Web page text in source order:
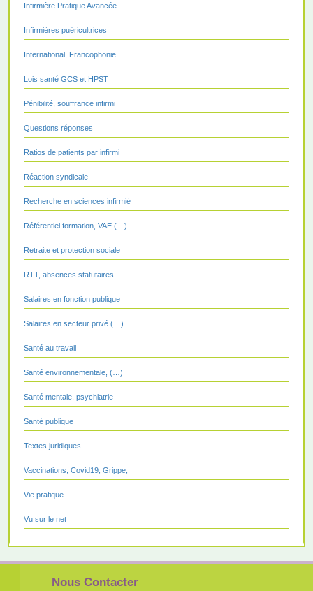
Infirmière Pratique Avancée
Infirmières puéricultrices
International, Francophonie
Lois santé GCS et HPST
Pénibilité, souffrance infirmi
Questions réponses
Ratios de patients par infirmi
Réaction syndicale
Recherche en sciences infirmiè
Référentiel formation, VAE (…)
Retraite et protection sociale
RTT, absences statutaires
Salaires en fonction publique
Salaires en secteur privé (…)
Santé au travail
Santé environnementale, (…)
Santé mentale, psychiatrie
Santé publique
Textes juridiques
Vaccinations, Covid19, Grippe,
Vie pratique
Vu sur le net
Nous Contacter